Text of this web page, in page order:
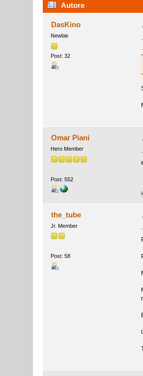
Autore
DasKino
Newbie
Post: 32
Omar Piani
Hero Member
Post: 552
the_tube
Jr. Member
Post: 58